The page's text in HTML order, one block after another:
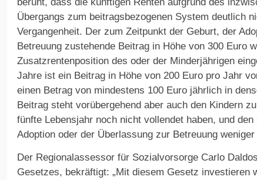
Übergangs zum beitragsbezogenen System deutlich
Vergangenheit. Der zum Zeitpunkt der Geburt, der
Betreuung zustehende Beitrag in Höhe von 300 Euro
Zusatzrentenposition des oder der Minderjährigen
Jahre ist ein Beitrag in Höhe von 200 Euro pro Jahr
einen Betrag von mindestens 100 Euro jährlich in
Beitrag steht vorübergehend aber auch den Kindern
fünfte Lebensjahr noch nicht vollendet haben, und
Adoption oder der Überlassung zur Betreuung
Der Regionalassessor für Sozialvorsorge Carlo
Gesetzes, bekräftigt: „Mit diesem Gesetz investieren